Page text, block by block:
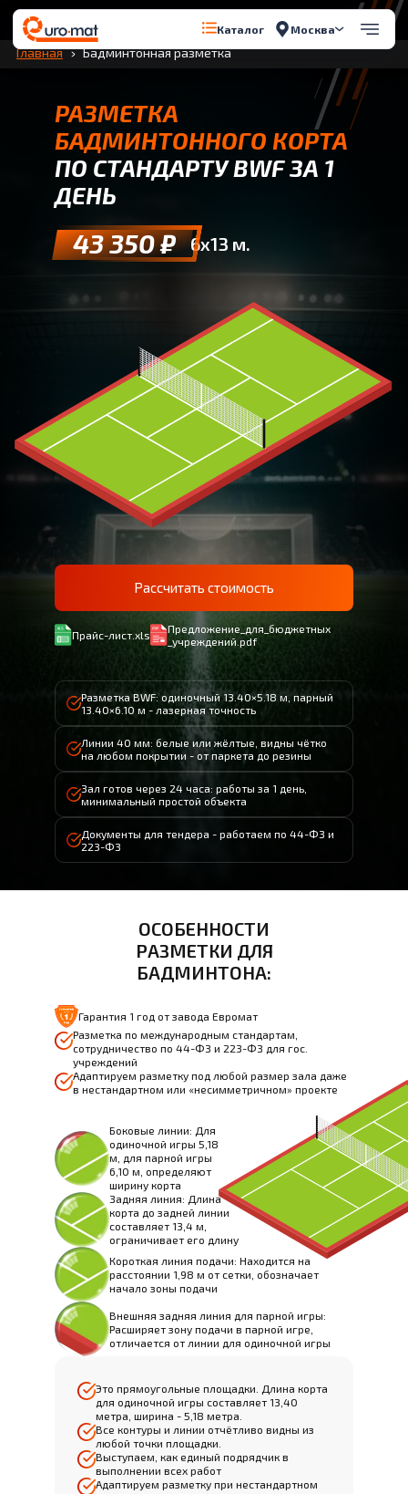
Каталог Москва
Перейти к содержимому
Главная Бадминтонная разметка
РАЗМЕТКА
БАДМИНТОННОГО КОРТА
ПО СТАНДАРТУ BWF ЗА 1
ДЕНЬ
43 350 ₽ 6х13 м.
Рассчитать стоимость
Предложение_для_бюджетных
_учреждений.pdf
Прайс-лист.xls
Разметка BWF: одиночный 13.40×5.18 м, парный
13.40×6.10 м - лазерная точность
Линии 40 мм: белые или жёлтые, видны чётко
на любом покрытии - от паркета до резины
Зал готов через 24 часа: работы за 1 день,
минимальный простой объекта
Документы для тендера - работаем по 44-ФЗ и
223-ФЗ
ОСОБЕННОСТИ
РАЗМЕТКИ ДЛЯ
БАДМИНТОНА:
Разметка по международным стандартам,
сотрудничество по 44-ФЗ и 223-ФЗ для гос.
учреждений
Гарантия 1 год от завода Евромат
Адаптируем разметку под любой размер зала даже
в нестандартном или «несимметричном» проекте
Боковые линии: Для
одиночной игры 5,18
м, для парной игры
6,10 м, определяют
ширину корта
Задняя линия: Длина
корта до задней линии
составляет 13,4 м,
ограничивает его длину
Короткая линия подачи: Находится на
расстоянии 1,98 м от сетки, обозначает
начало зоны подачи
Внешняя задняя линия для парной игры:
Расширяет зону подачи в парной игре,
отличается от линии для одиночной игры
Это прямоугольные площадки. Длина корта
для одиночной игры составляет 13,40
метра, ширина - 5,18 метра.
Все контуры и линии отчётливо видны из
любой точки площадки.
Выступаем, как единый подрядчик в
выполнении всех работ
Адаптируем разметку при нестандартном